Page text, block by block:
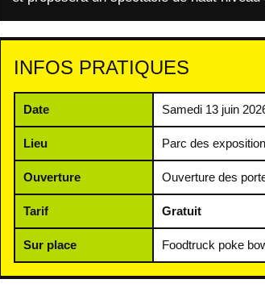
INFOS PRATIQUES
Date Samedi 13 juin
Lieu Parc des
Ouverture Ouverture des
Tarif Gratuit
Sur place Foodtruck poke